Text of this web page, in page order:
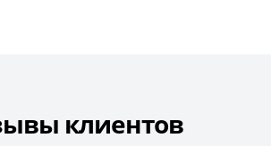
клиентов